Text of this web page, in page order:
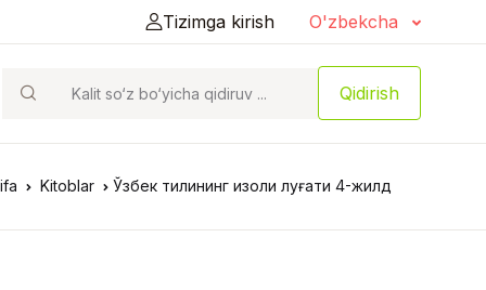
Tizimga kirish O'zbekcha
Qidirish
Kitoblar Ўзбек тилининг изоҳли луғати 4-жилд